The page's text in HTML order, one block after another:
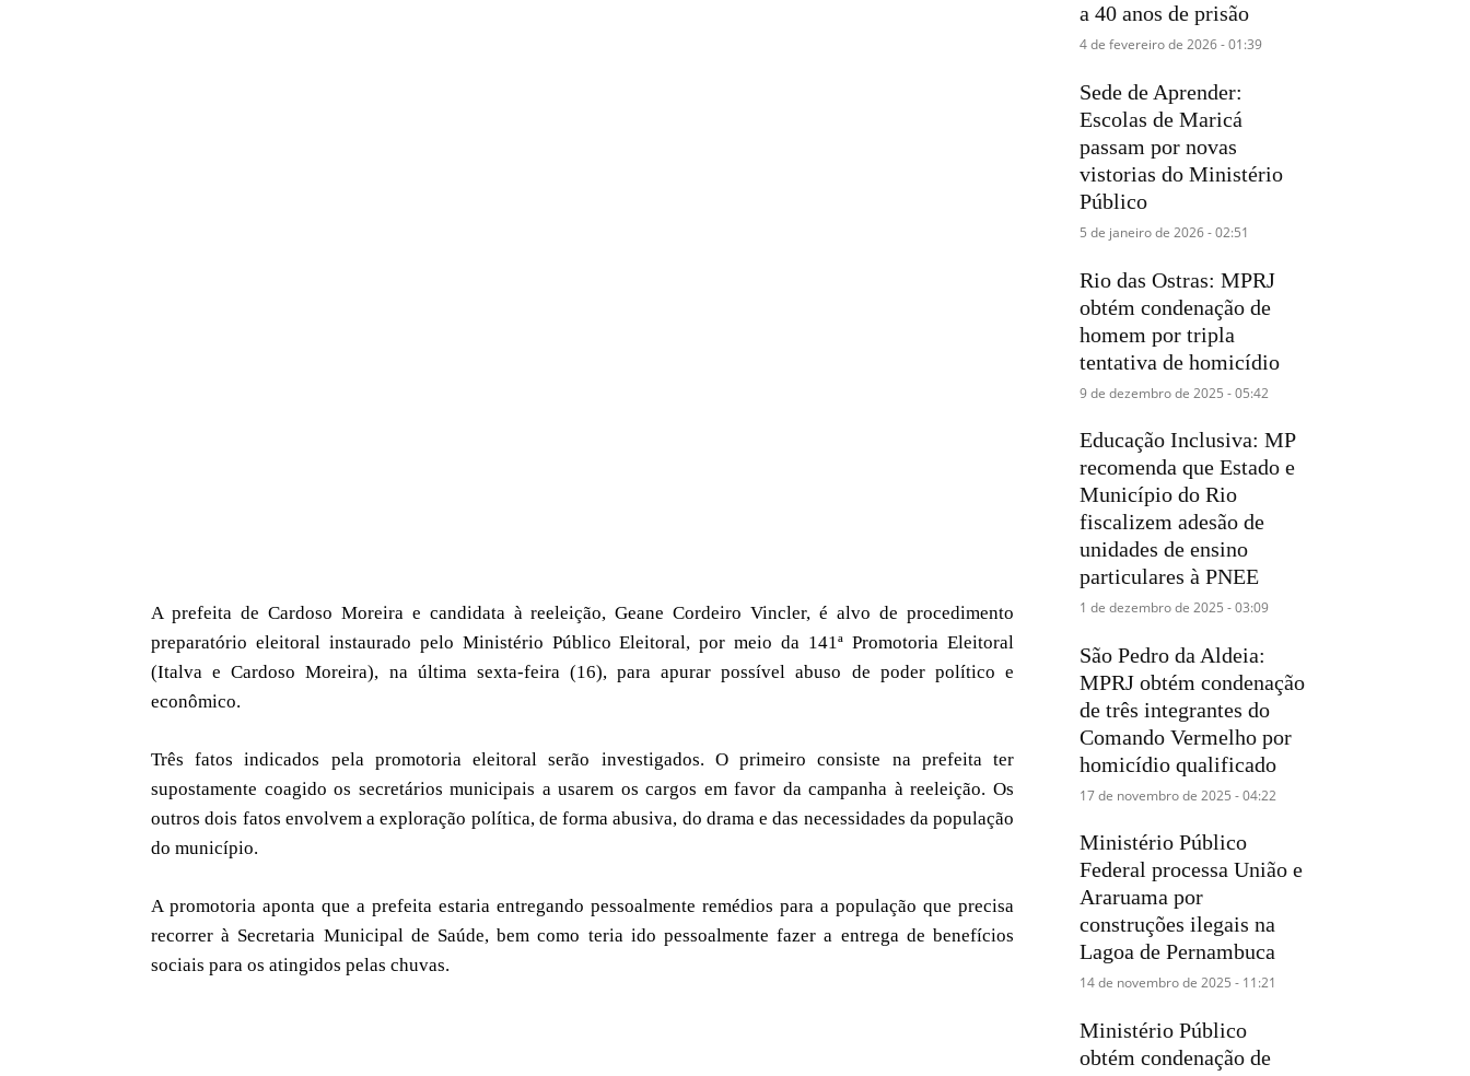
A prefeita de Cardoso Moreira e candidata à reeleição, Geane Cordeiro Vincler, é alvo de procedimento
preparatório eleitoral instaurado pelo Ministério Público Eleitoral, por meio da 141ª Promotoria Eleitoral
(Italva e Cardoso Moreira), na última sexta-feira (16), para apurar possível abuso de poder político e
econômico.
Três fatos indicados pela promotoria eleitoral serão investigados. O primeiro consiste na prefeita ter
supostamente coagido os secretários municipais a usarem os cargos em favor da campanha à reeleição. Os
outros dois fatos envolvem a exploração política, de forma abusiva, do drama e das necessidades da população
do município.
A promotoria aponta que a prefeita estaria entregando pessoalmente remédios para a população que precisa
recorrer à Secretaria Municipal de Saúde, bem como teria ido pessoalmente fazer a entrega de benefícios
sociais para os atingidos pelas chuvas.
a 40 anos de prisão
4 de fevereiro de 2026 - 01:39
Sede de Aprender:
Escolas de Maricá
passam por novas
vistorias do Ministério
Público
5 de janeiro de 2026 - 02:51
Rio das Ostras: MPRJ
obtém condenação de
homem por tripla
tentativa de homicídio
9 de dezembro de 2025 - 05:42
Educação Inclusiva: MP
recomenda que Estado e
Município do Rio
fiscalizem adesão de
unidades de ensino
particulares à PNEE
1 de dezembro de 2025 - 03:09
São Pedro da Aldeia:
MPRJ obtém condenação
de três integrantes do
Comando Vermelho por
homicídio qualificado
17 de novembro de 2025 - 04:22
Ministério Público
Federal processa União e
Araruama por
construções ilegais na
Lagoa de Pernambuca
14 de novembro de 2025 - 11:21
Ministério Público
obtém condenação de